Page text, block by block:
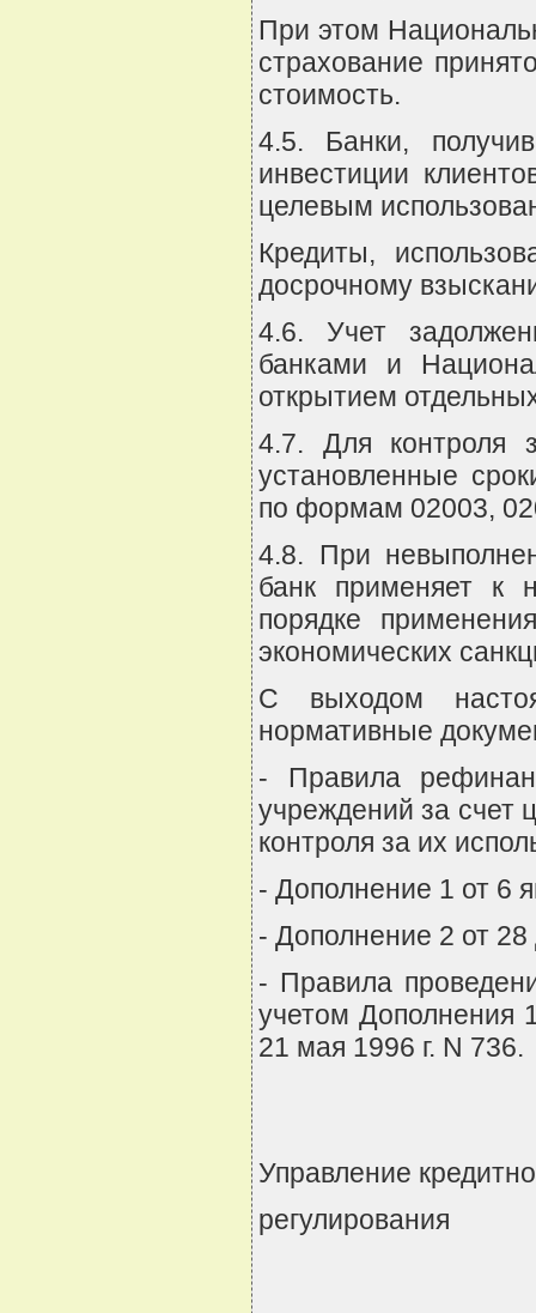
При этом
страхование
стоимость.
4.5. Банки,
инвестиции
целевым
Кредиты,
досрочному
4.6. Учет
банками и
открытием
4.7. Для контроля
установленные
по формам 02003,
4.8. При
банк применяет к
порядке
экономических
С выходом
нормативные
- Правила
учреждений за счет
контроля за их
- Дополнение 1 от 6
- Дополнение 2 от 28
- Правила
учетом Дополнения
21 мая 1996 г. N 736.
Управление
регулирования